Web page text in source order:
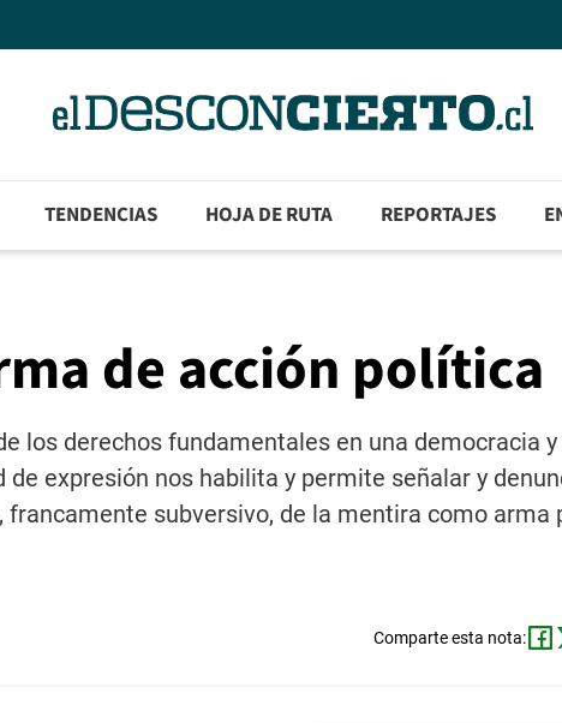
TENDENCIAS HOJA DE RUTA REPORTAJES
de acción política
los derechos fundamentales en una democracia y
expresión nos habilita y permite señalar y
francamente subversivo, de la mentira como arma
Comparte esta nota: